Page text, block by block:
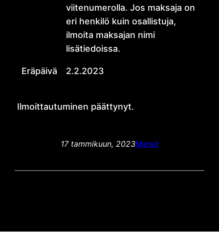
viitenumerolla. Jos maksaja on
eri henkilö kuin osallistuja,
ilmoita maksajan nimi
lisätiedoissa.
Eräpäivä 2.2.2023
Ilmoittautuminen päättynyt.
17 tammikuun, 2023Matsit